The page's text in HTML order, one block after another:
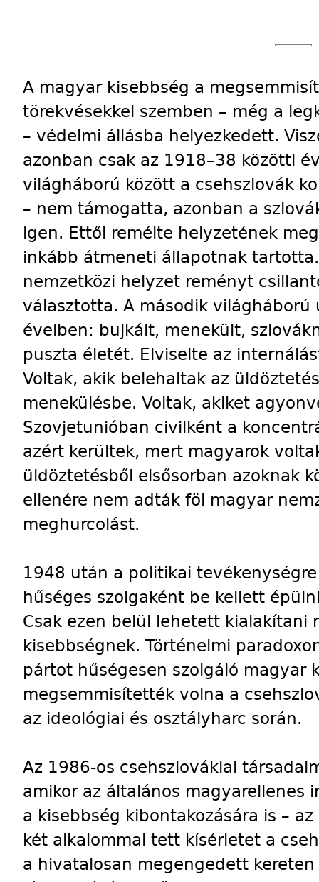
A magyar kisebbség a
törekvésekkel szemben – még a
– védelmi állásba helyezkedett.
azonban csak az 1918–38 közötti
világháború között a csehszlovák
– nem támogatta, azonban a
igen. Ettől remélte helyzetének
inkább átmeneti állapotnak
nemzetközi helyzet reményt
választotta. A második
éveiben: bujkált, menekült,
puszta életét. Elviselte az
Voltak, akik belehaltak az
menekülésbe. Voltak, akiket
Szovjetunióban civilként a
azért kerültek, mert magyarok
üldöztetésből elsősorban azoknak
ellenére nem adták föl magyar
meghurcolást.
1948 után a politikai
hűséges szolgaként be kellett
Csak ezen belül lehetett kialakítani
kisebbségnek. Történelmi
pártot hűségesen szolgáló magyar
megsemmisítették volna a
az ideológiai és osztályharc során.
Az 1986-os csehszlovákiai
amikor az általános magyarellenes
a kisebbség kibontakozására is –
két alkalommal tett kísérletet a
a hivatalosan megengedett